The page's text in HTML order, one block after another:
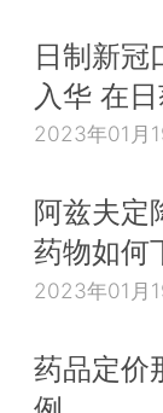
日制新冠
入华 在
2023年01月
阿兹夫定
药物如何
2023年01月
药品定价